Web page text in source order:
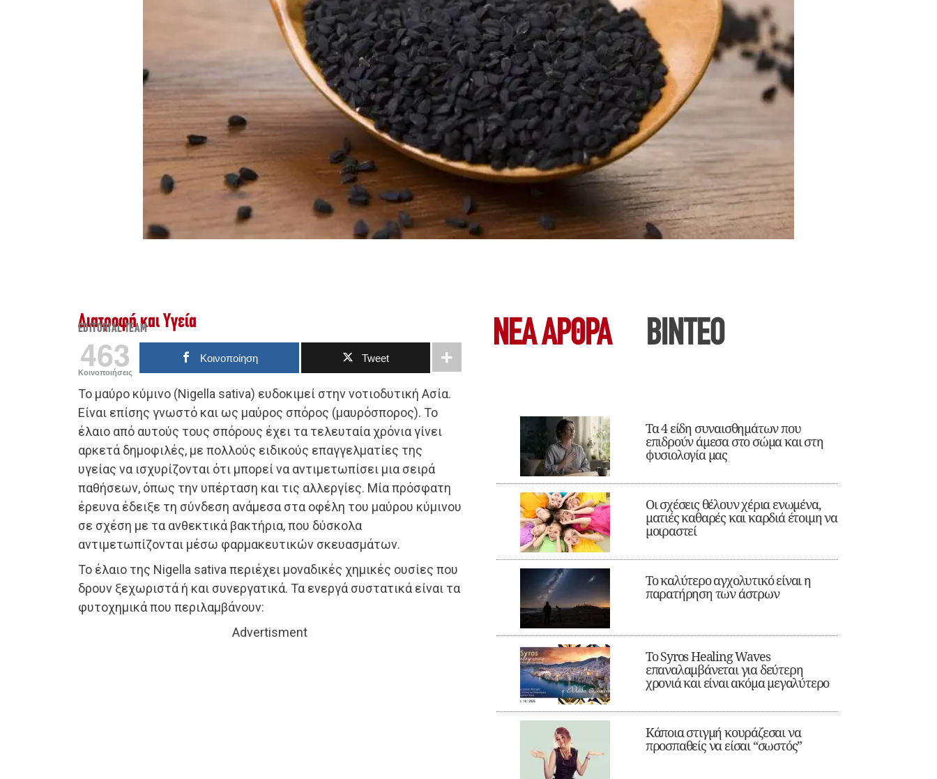
Διατροφή και Υγεία
EDITORIAL TEAM
463
Κοινοποιήσεις
Κοινοποίηση Tweet
Το μαύρο κύμινο (Nigella sativa) ευδοκιμεί στην νοτιοδυτική Ασία.
Είναι επίσης γνωστό και ως μαύρος σπόρος (μαυρόσπορος). Το
έλαιο από αυτούς τους σπόρους έχει τα τελευταία χρόνια γίνει
αρκετά δημοφιλές, με πολλούς ειδικούς επαγγελματίες της
υγείας να ισχυρίζονται ότι μπορεί να αντιμετωπίσει μια σειρά
παθήσεων, όπως την υπέρταση και τις αλλεργίες. Μία πρόσφατη
έρευνα έδειξε τη σύνδεση ανάμεσα στα οφέλη του μαύρου κύμινου
σε σχέση με τα ανθεκτικά βακτήρια, που δύσκολα
αντιμετωπίζονται μέσω φαρμακευτικών σκευασμάτων.
Το έλαιο της Nigella sativa περιέχει μοναδικές χημικές ουσίες που
δρουν ξεχωριστά ή και συνεργατικά. Τα ενεργά συστατικά είναι τα
φυτοχημικά που περιλαμβάνουν:
Advertisment
ΝΕΑ ΆΡΘΡΑ ΒΙΝΤΕΟ
Τα 4 είδη συναισθημάτων που
επιδρούν άμεσα στο σώμα και στη
φυσιολογία μας
Οι σχέσεις θέλουν χέρια ενωμένα,
ματιές καθαρές και καρδιά έτοιμη να
μοιραστεί
Το καλύτερο αγχολυτικό είναι η
παρατήρηση των άστρων
Το Syros Healing Waves
επαναλαμβάνεται για δεύτερη
χρονιά και είναι ακόμα μεγαλύτερο
Κάποια στιγμή κουράζεσαι να
προσπαθείς να είσαι “σωστός”